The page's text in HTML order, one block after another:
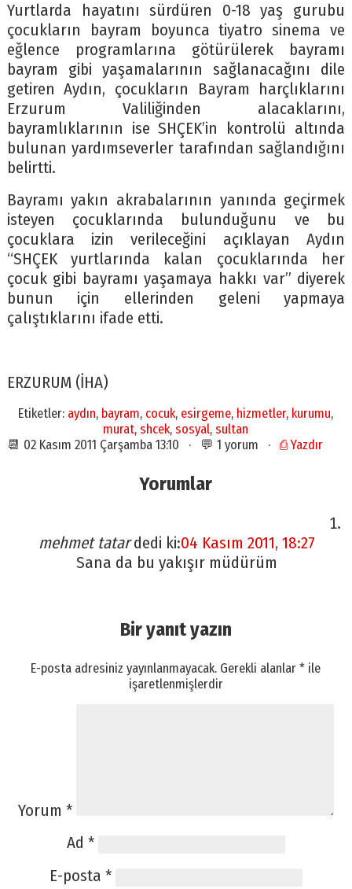
Yurtlarda hayatını sürdüren 0-18 yaş gurubu
çocukların bayram boyunca tiyatro sinema ve
eğlence programlarına götürülerek bayramı
bayram gibi yaşamalarının sağlanacağını dile
getiren Aydın, çocukların Bayram harçlıklarını
Erzurum Valiliğinden alacaklarını,
bayramlıklarının ise SHÇEK’in kontrolü altında
bulunan yardımseverler tarafından sağlandığını
belirtti.
Bayramı yakın akrabalarının yanında geçirmek
isteyen çocuklarında bulunduğunu ve bu
çocuklara izin verileceğini açıklayan Aydın
“SHÇEK yurtlarında kalan çocuklarında her
çocuk gibi bayramı yaşamaya hakkı var” diyerek
bunun için ellerinden geleni yapmaya
çalıştıklarını ifade etti.
ERZURUM (İHA)
Etiketler: aydın, bayram, cocuk, esirgeme, hizmetler, kurumu,
murat,shcek,sosyal,sultan
📆 02 Kasım 2011 Çarşamba 13:10 · 💬 1 yorum · ⎙ Yazdır
Yorumlar
mehmet tatar dedi ki:04 Kasım 2011, 18:27
Sana da bu yakışır müdürüm
Bir yanıt yazın
E-posta adresiniz yayınlanmayacak. Gerekli alanlar* ile
işaretlenmişlerdir
Yorum *
Ad *
E-posta *